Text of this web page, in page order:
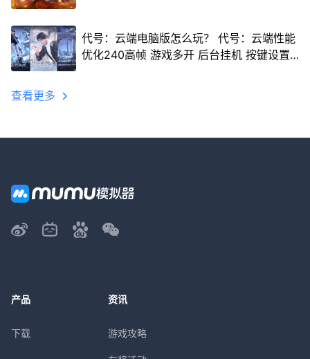
代号：云端电脑版怎么玩？ 代号：云端性能
优化240高帧 游戏多开 后台挂机 按键设置
查看更多
产品
下载
资讯
游戏攻略